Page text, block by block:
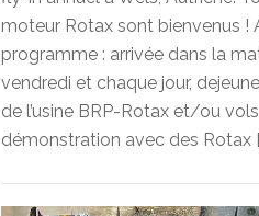
moteur Rotax sont bienvenus !
programme : arrivée dans la
vendredi et chaque jour,
de l’usine BRP-Rotax et/ou
démonstration avec des Rotax